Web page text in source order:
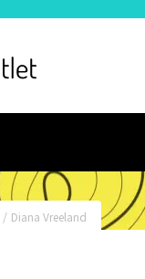
/ Diana Vreeland